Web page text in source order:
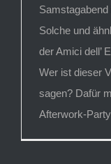
Samstagabend
Solche und
der Amici dell’
Wer ist dieser
sagen? Dafür
Afterwork-